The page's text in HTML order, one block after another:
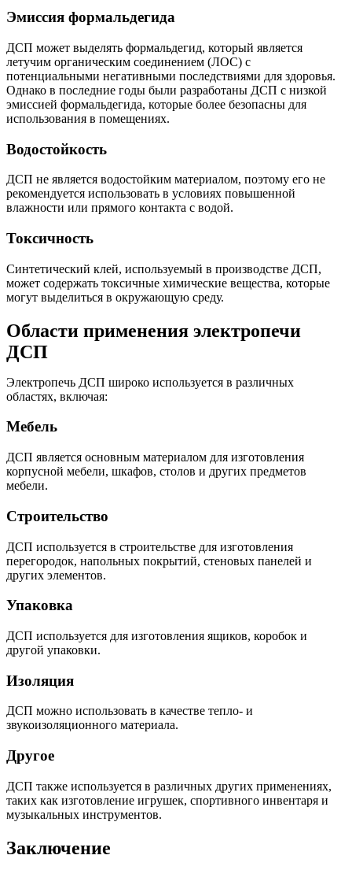
Эмиссия формальдегида
ДСП может выделять формальдегид, который является
летучим органическим соединением (ЛОС) с
потенциальными негативными последствиями для здоровья.
Однако в последние годы были разработаны ДСП с низкой
эмиссией формальдегида, которые более безопасны для
использования в помещениях.
Водостойкость
ДСП не является водостойким материалом, поэтому его не
рекомендуется использовать в условиях повышенной
влажности или прямого контакта с водой.
Токсичность
Синтетический клей, используемый в производстве ДСП,
может содержать токсичные химические вещества, которые
могут выделиться в окружающую среду.
Области применения электропечи
ДСП
Электропечь ДСП широко используется в различных
областях, включая:
Мебель
ДСП является основным материалом для изготовления
корпусной мебели, шкафов, столов и других предметов
мебели.
Строительство
ДСП используется в строительстве для изготовления
перегородок, напольных покрытий, стеновых панелей и
других элементов.
Упаковка
ДСП используется для изготовления ящиков, коробок и
другой упаковки.
Изоляция
ДСП можно использовать в качестве тепло- и
звукоизоляционного материала.
Другое
ДСП также используется в различных других применениях,
таких как изготовление игрушек, спортивного инвентаря и
музыкальных инструментов.
Заключение